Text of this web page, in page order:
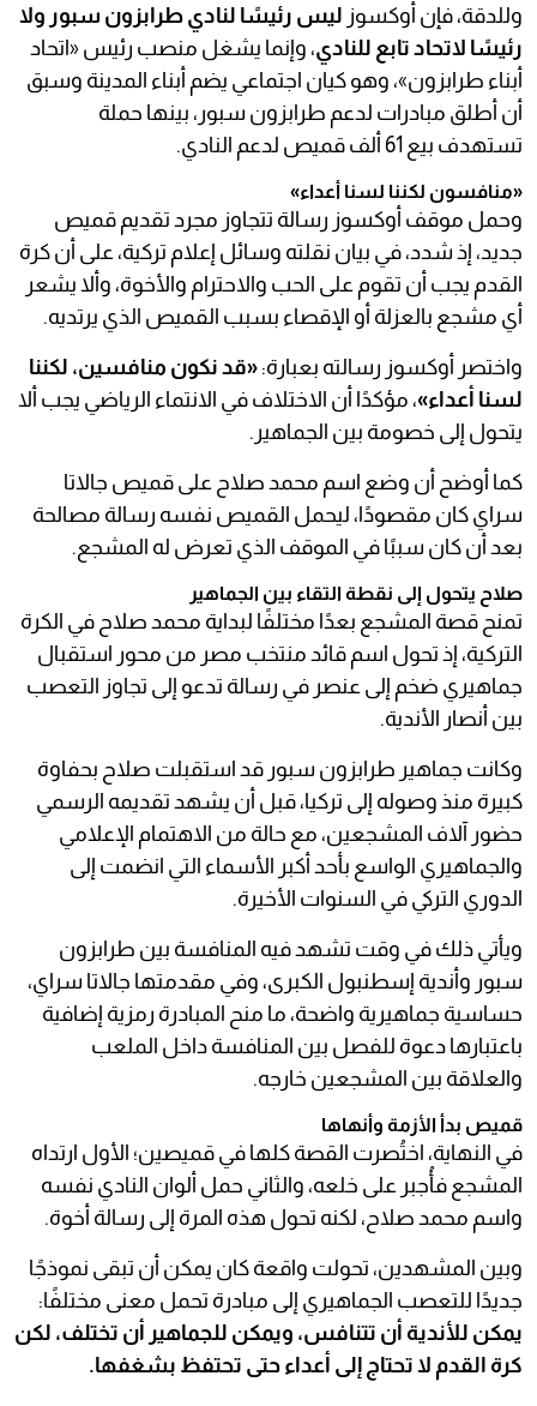
وللدقة، فإن أوكسوز ليس رئيسًا لنادي طرابزون سبور ولا
رئيسًا لاتحاد تابع للنادي، وإنما يشغل منصب رئيس «اتحاد
أبناء طرابزون»، وهو كيان اجتماعي يضم أبناء المدينة وسبق
أن أطلق مبادرات لدعم طرابزون سبور، بينها حملة
تستهدف بيع 61 ألف قميص لدعم النادي.
«منافسون لكننا لسنا أعداء»
وحمل موقف أوكسوز رسالة تتجاوز مجرد تقديم قميص
جديد، إذ شدد، في بيان نقلته وسائل إعلام تركية، على أن كرة
القدم يجب أن تقوم على الحب والاحترام والأخوة، وألا يشعر
أي مشجع بالعزلة أو الإقصاء بسبب القميص الذي يرتديه.
واختصر أوكسوز رسالته بعبارة: «قد نكون منافسين، لكننا
لسنا أعداء»، مؤكدًا أن الاختلاف في الانتماء الرياضي يجب ألا
يتحول إلى خصومة بين الجماهير.
كما أوضح أن وضع اسم محمد صلاح على قميص جالاتا
سراي كان مقصودًا، ليحمل القميص نفسه رسالة مصالحة
بعد أن كان سببًا في الموقف الذي تعرض له المشجع.
صلاح يتحول إلى نقطة التقاء بين الجماهير
تمنح قصة المشجع بعدًا مختلفًا لبداية محمد صلاح في الكرة
التركية، إذ تحول اسم قائد منتخب مصر من محور استقبال
جماهيري ضخم إلى عنصر في رسالة تدعو إلى تجاوز التعصب
بين أنصار الأندية.
وكانت جماهير طرابزون سبور قد استقبلت صلاح بحفاوة
كبيرة منذ وصوله إلى تركيا، قبل أن يشهد تقديمه الرسمي
حضور آلاف المشجعين، مع حالة من الاهتمام الإعلامي
والجماهيري الواسع بأحد أكبر الأسماء التي انضمت إلى
الدوري التركي في السنوات الأخيرة.
ويأتي ذلك في وقت تشهد فيه المنافسة بين طرابزون
سبور وأندية إسطنبول الكبرى، وفي مقدمتها جالاتا سراي،
حساسية جماهيرية واضحة، ما منح المبادرة رمزية إضافية
باعتبارها دعوة للفصل بين المنافسة داخل الملعب
والعلاقة بين المشجعين خارجه.
قميص بدأ الأزمة وأنهاها
في النهاية، اختُصرت القصة كلها في قميصين؛ الأول ارتداه
المشجع فأُجبر على خلعه، والثاني حمل ألوان النادي نفسه
واسم محمد صلاح، لكنه تحول هذه المرة إلى رسالة أخوة.
وبين المشهدين، تحولت واقعة كان يمكن أن تبقى نموذجًا
جديدًا للتعصب الجماهيري إلى مبادرة تحمل معنى مختلفًا:
يمكن للأندية أن تتنافس، ويمكن للجماهير أن تختلف، لكن
كرة القدم لا تحتاج إلى أعداء حتى تحتفظ بشغفها.